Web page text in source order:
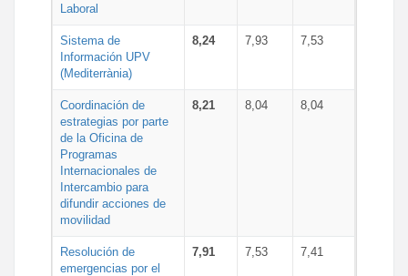
Laboral
Sistema de
Información UPV
(Mediterrània)
8,24 7,93 7,53
Coordinación de
estrategias por parte
de la Oficina de
Programas
Internacionales de
Intercambio para
difundir acciones de
movilidad
8,21 8,04 8,04
Resolución de
emergencias por el
7,91 7,53 7,41